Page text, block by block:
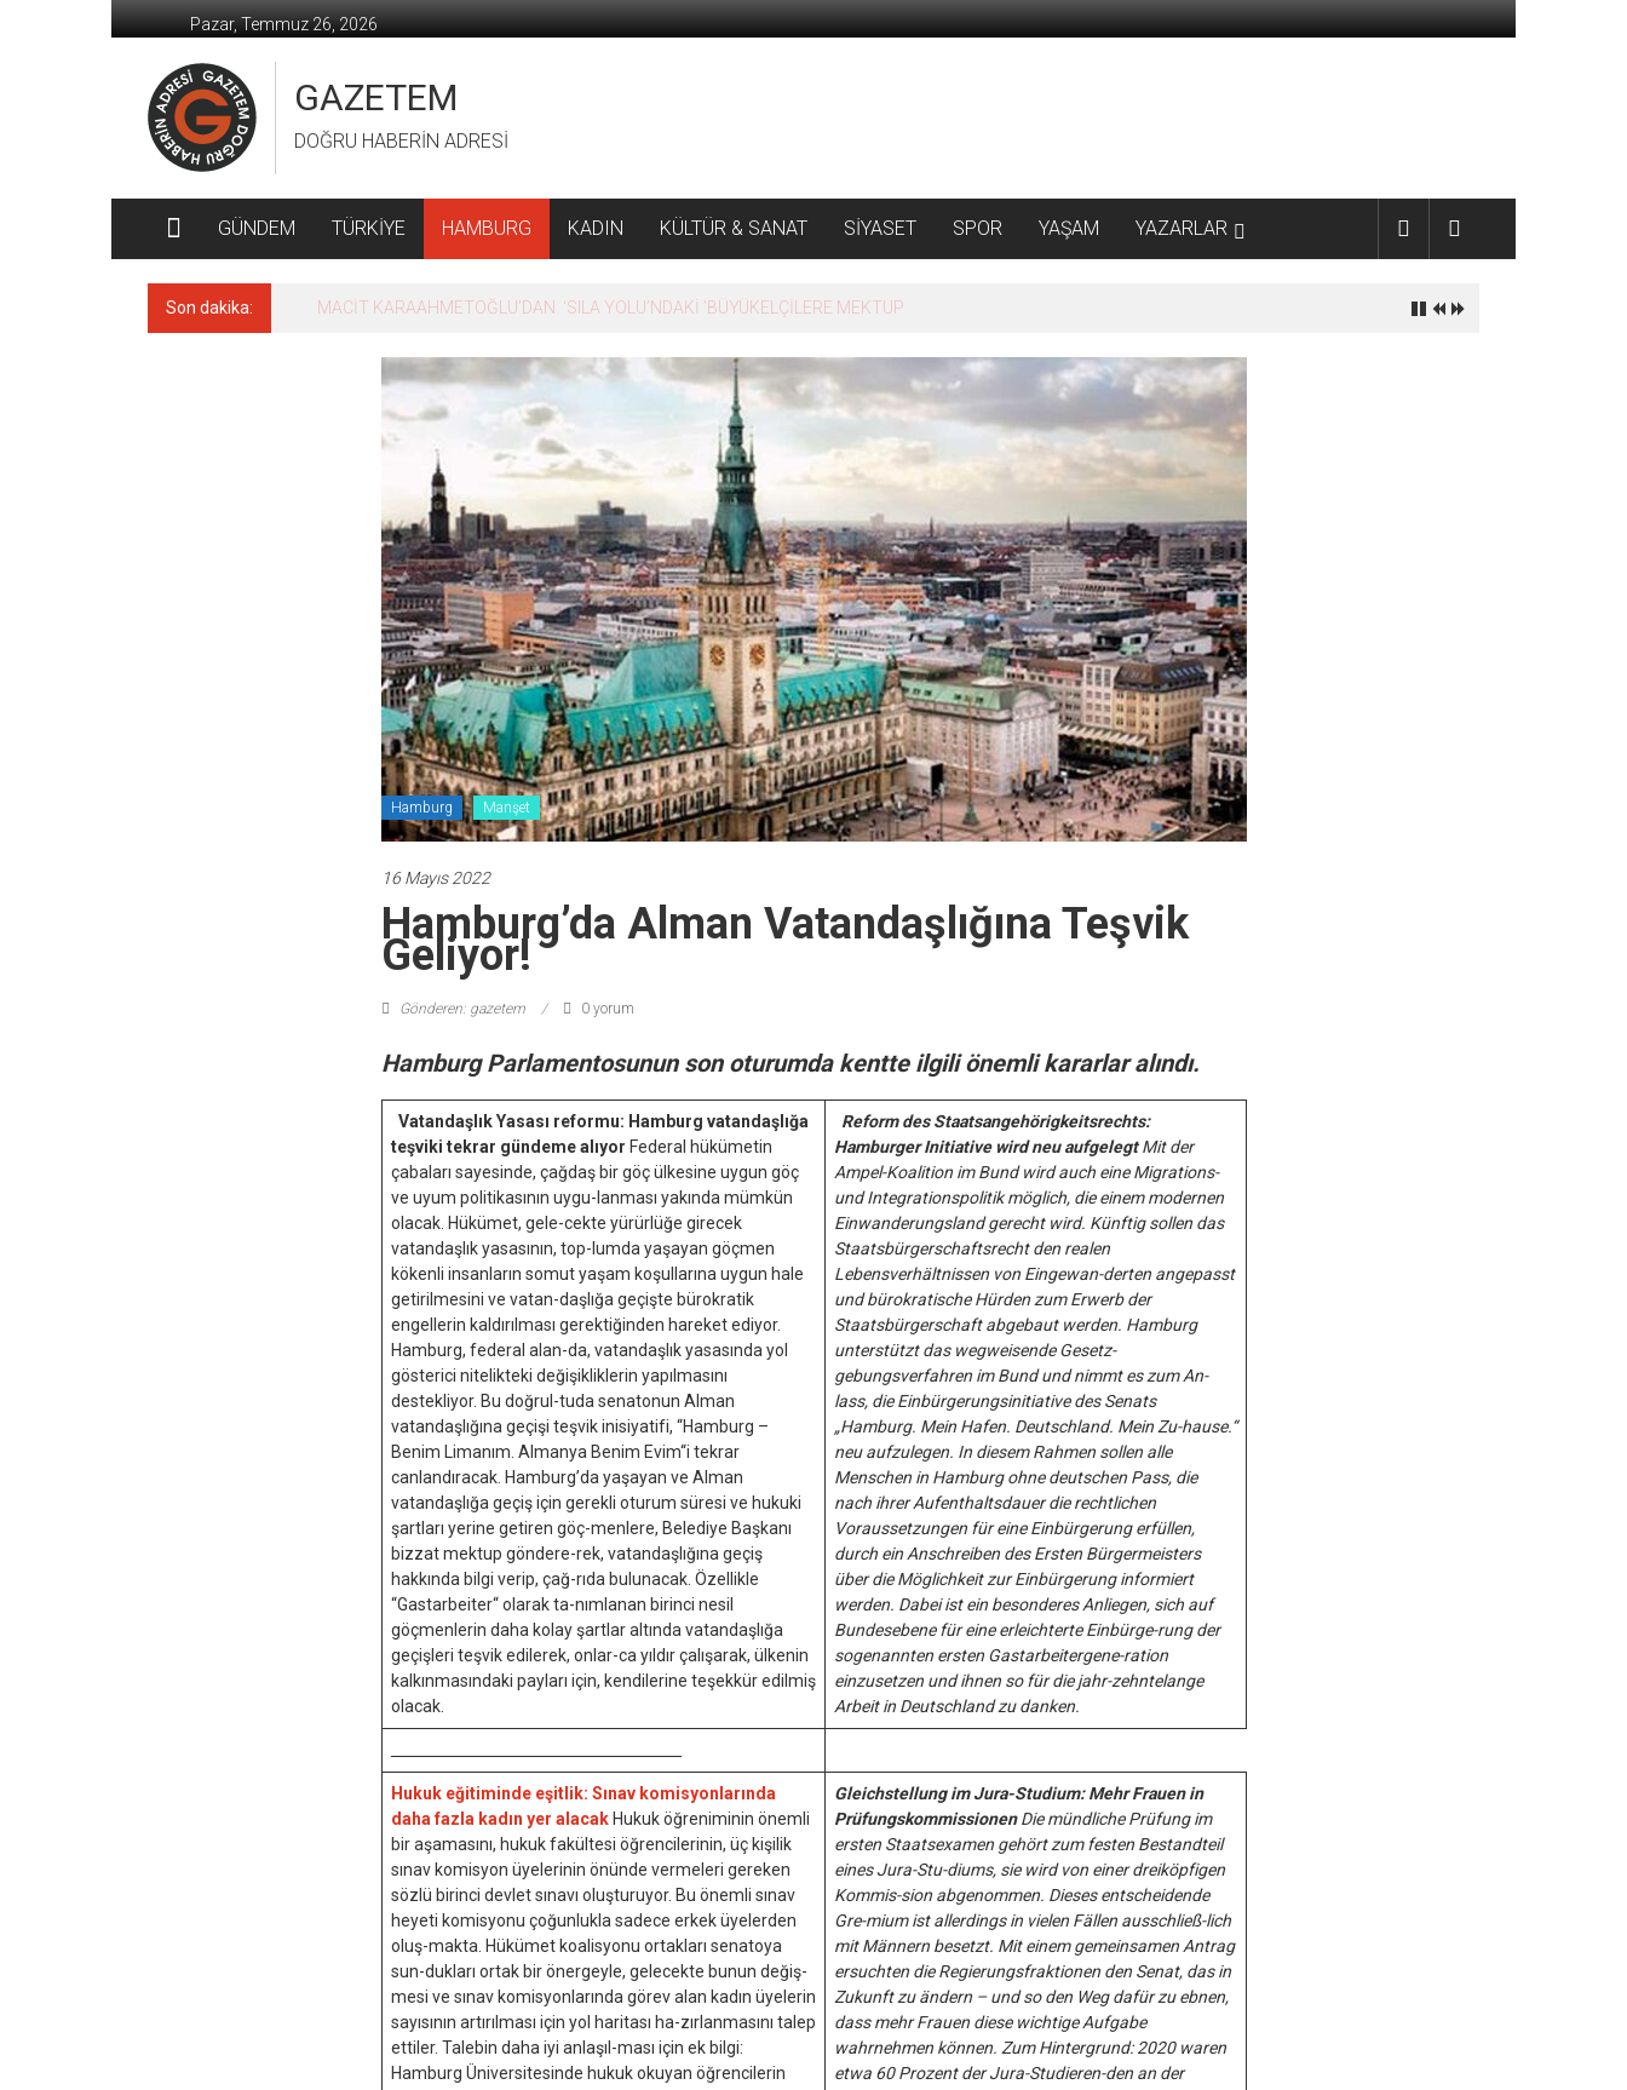
geç
Pazar, Temmuz 26, 2026
GAZETEM
DOĞRU HABERİN ADRESİ
GÜNDEM TÜRKİYE HAMBURG KADIN KÜLTÜR & SANAT SİYASET SPOR YAŞAM YAZARLAR
Son dakika: MACİT KARAAHMETOĞLU’DAN ‘SILA YOLU’NDAKİ ’BÜYÜKELÇİLERE MEKTUP
Hamburg Manşet
16 Mayıs 2022
Hamburg’da Alman Vatandaşlığına Teşvik
Geliyor!
Gönderen: gazetem 0 yorum
Hamburg Parlamentosunun son oturumda kentte ilgili önemli kararlar alındı.
Vatandaşlık Yasası reformu: Hamburg vatandaşlığa
teşviki tekrar gündeme alıyor Federal hükümetin
çabaları sayesinde, çağdaş bir göç ülkesine uygun göç
ve uyum politikasının uygu-lanması yakında mümkün
olacak. Hükümet, gele-cekte yürürlüğe girecek
vatandaşlık yasasının, top-lumda yaşayan göçmen
kökenli insanların somut yaşam koşullarına uygun hale
getirilmesini ve vatan-daşlığa geçişte bürokratik
engellerin kaldırılması gerektiğinden hareket ediyor.
Hamburg, federal alan-da, vatandaşlık yasasında yol
gösterici nitelikteki değişikliklerin yapılmasını
destekliyor. Bu doğrul-tuda senatonun Alman
vatandaşlığına geçişi teşvik inisiyatifi, “Hamburg –
Benim Limanım. Almanya Benim Evim“i tekrar
canlandıracak. Hamburg’da yaşayan ve Alman
vatandaşlığa geçiş için gerekli oturum süresi ve hukuki
şartları yerine getiren göç-menlere, Belediye Başkanı
bizzat mektup göndere-rek, vatandaşlığına geçiş
hakkında bilgi verip, çağ-rıda bulunacak. Özellikle
“Gastarbeiter“ olarak ta-nımlanan birinci nesil
göçmenlerin daha kolay şartlar altında vatandaşlığa
geçişleri teşvik edilerek, onlar-ca yıldır çalışarak, ülkenin
kalkınmasındaki payları için, kendilerine teşekkür edilmiş
olacak.
Reform des Staatsangehörigkeitsrechts:
Hamburger Initiative wird neu aufgelegt Mit der
Ampel-Koalition im Bund wird auch eine Migrations-
und Integrationspolitik möglich, die einem modernen
Einwanderungsland gerecht wird. Künftig sollen das
Staatsbürgerschaftsrecht den realen
Lebensverhältnissen von Eingewan-derten angepasst
und bürokratische Hürden zum Erwerb der
Staatsbürgerschaft abgebaut werden. Hamburg
unterstützt das wegweisende Gesetz-
gebungsverfahren im Bund und nimmt es zum An-
lass, die Einbürgerungsinitiative des Senats
„Hamburg. Mein Hafen. Deutschland. Mein Zu-hause.“
neu aufzulegen. In diesem Rahmen sollen alle
Menschen in Hamburg ohne deutschen Pass, die
nach ihrer Aufenthaltsdauer die rechtlichen
Voraussetzungen für eine Einbürgerung erfüllen,
durch ein Anschreiben des Ersten Bürgermeisters
über die Möglichkeit zur Einbürgerung informiert
werden. Dabei ist ein besonderes Anliegen, sich auf
Bundesebene für eine erleichterte Einbürge-rung der
sogenannten ersten Gastarbeitergene-ration
einzusetzen und ihnen so für die jahr-zehntelange
Arbeit in Deutschland zu danken.
Hukuk eğitiminde eşitlik: Sınav komisyonlarında
daha fazla kadın yer alacakHukuk öğreniminin önemli
bir aşamasını, hukuk fakültesi öğrencilerinin, üç kişilik
sınav komisyon üyelerinin önünde vermeleri gereken
sözlü birinci devlet sınavı oluşturuyor. Bu önemli sınav
heyeti komisyonu çoğunlukla sadece erkek üyelerden
oluş-makta. Hükümet koalisyonu ortakları senatoya
sun-dukları ortak bir önergeyle, gelecekte bunun değiş-
mesi ve sınav komisyonlarında görev alan kadın üyelerin
sayısının artırılması için yol haritası ha-zırlanmasını talep
ettiler. Talebin daha iyi anlaşıl-ması için ek bilgi:
Hamburg Üniversitesinde hukuk okuyan öğrencilerin
Gleichstellung im Jura-Studium: Mehr Frauen in
Prüfungskommissionen Die mündliche Prüfung im
ersten Staatsexamen gehört zum festen Bestandteil
eines Jura-Stu-diums, sie wird von einer dreiköpfigen
Kommis-sion abgenommen. Dieses entscheidende
Gre-mium ist allerdings in vielen Fällen ausschließ-lich
mit Männern besetzt. Mit einem gemeinsamen Antrag
ersuchten die Regierungsfraktionen den Senat, das in
Zukunft zu ändern – und so den Weg dafür zu ebnen,
dass mehr Frauen diese wichtige Aufgabe
wahrnehmen können. Zum Hintergrund: 2020 waren
etwa 60 Prozent der Jura-Studieren-den an der